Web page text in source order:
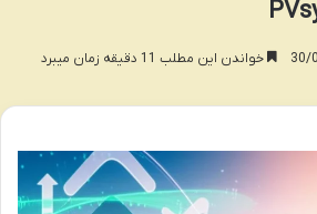
خواندن این مطلب 11 دقیقه زمان میبرد